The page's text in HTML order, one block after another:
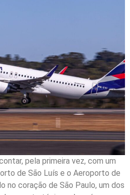
pela primeira vez, com um
de São Luís e o Aeroporto de
no coração de São Paulo, um dos